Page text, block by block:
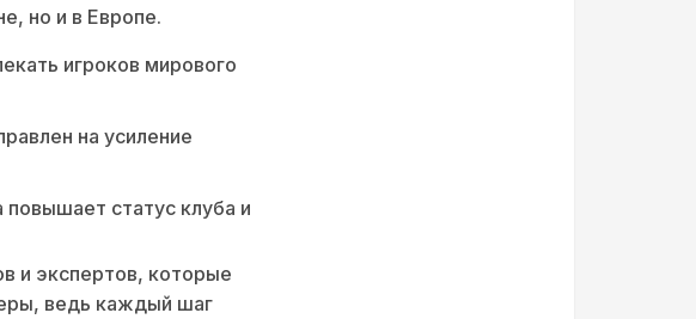
но и в Европе.
игроков мирового
на усиление
статус клуба и
и экспертов, которые
ведь каждый шаг